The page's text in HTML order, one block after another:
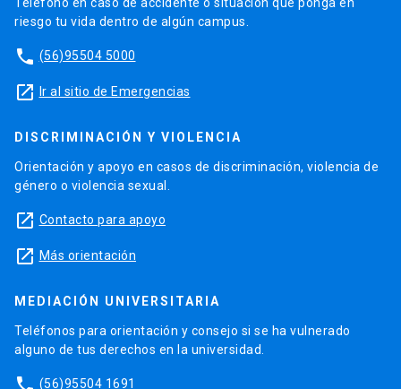
Teléfono en caso de accidente o situación que ponga en
riesgo tu vida dentro de algún campus.
phone (56)95504 5000
launch Ir al sitio de Emergencias
DISCRIMINACIÓN Y VIOLENCIA
Orientación y apoyo en casos de discriminación, violencia de
género o violencia sexual.
launch Contacto para apoyo
launch Más orientación
MEDIACIÓN UNIVERSITARIA
Teléfonos para orientación y consejo si se ha vulnerado
alguno de tus derechos en la universidad.
(56)95504 1691